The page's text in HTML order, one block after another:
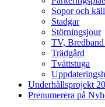
Sopor och
Stadgar
Störningsjour
TV,
Trädgård
Tvättstuga
Underhållsprojekt
Prenumerera på